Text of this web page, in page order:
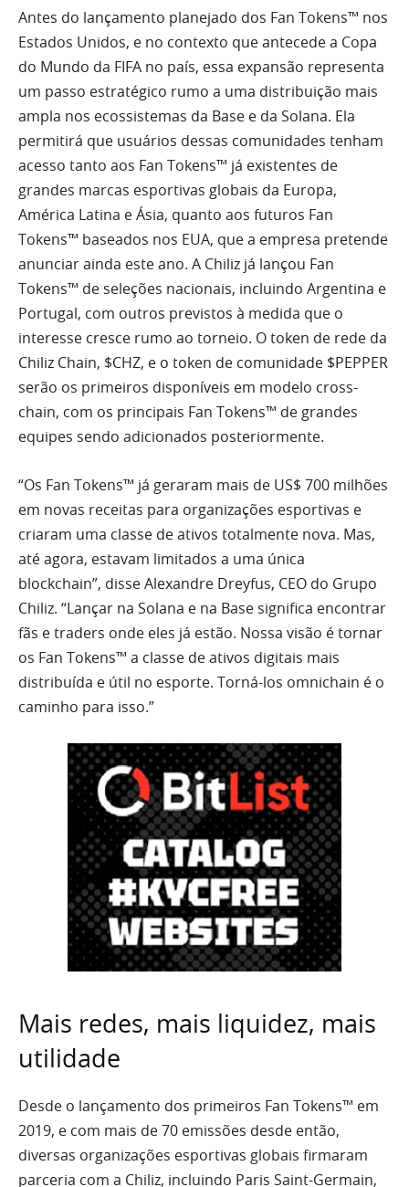
Antes do lançamento planejado dos Fan Tokens™ nos
Estados Unidos, e no contexto que antecede a Copa
do Mundo da FIFA no país, essa expansão representa
um passo estratégico rumo a uma distribuição mais
ampla nos ecossistemas da Base e da Solana. Ela
permitirá que usuários dessas comunidades tenham
acesso tanto aos Fan Tokens™ já existentes de
grandes marcas esportivas globais da Europa,
América Latina e Ásia, quanto aos futuros Fan
Tokens™ baseados nos EUA, que a empresa pretende
anunciar ainda este ano. A Chiliz já lançou Fan
Tokens™ de seleções nacionais, incluindo Argentina e
Portugal, com outros previstos à medida que o
interesse cresce rumo ao torneio. O token de rede da
Chiliz Chain, $CHZ, e o token de comunidade $PEPPER
serão os primeiros disponíveis em modelo cross-
chain, com os principais Fan Tokens™ de grandes
equipes sendo adicionados posteriormente.
“Os Fan Tokens™ já geraram mais de US$ 700 milhões
em novas receitas para organizações esportivas e
criaram uma classe de ativos totalmente nova. Mas,
até agora, estavam limitados a uma única
blockchain”, disse Alexandre Dreyfus, CEO do Grupo
Chiliz. “Lançar na Solana e na Base significa encontrar
fãs e traders onde eles já estão. Nossa visão é tornar
os Fan Tokens™ a classe de ativos digitais mais
distribuída e útil no esporte. Torná-los omnichain é o
caminho para isso.”
Mais redes, mais liquidez, mais
utilidade
Desde o lançamento dos primeiros Fan Tokens™ em
2019, e com mais de 70 emissões desde então,
diversas organizações esportivas globais firmaram
parceria com a Chiliz, incluindo Paris Saint-Germain,